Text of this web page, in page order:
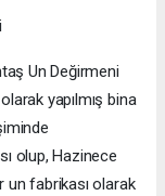
Un Değirmeni
yapılmış bina
olup, Hazinece
un fabrikası olarak